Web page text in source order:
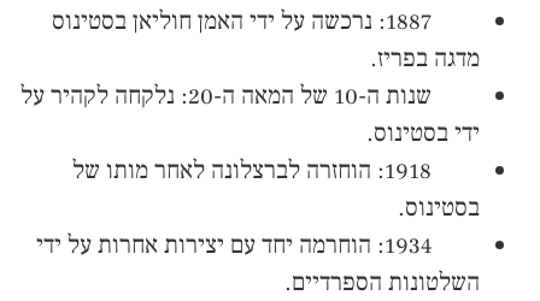
1887: נרכשה על ידי האמן חוליאן בסטינוס
מדגה בפריז.
שנות ה-10 של המאה ה-20: נלקחה לקהיר על
ידי בסטינוס.
1918: הוחזרה לברצלונה לאחר מותו של
בסטינוס.
1934: הוחרמה יחד עם יצירות אחרות על ידי
השלטונות הספרדיים.